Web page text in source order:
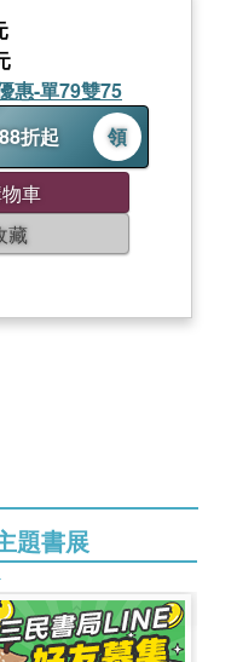
惠-單79雙75
折起
領
車
藏
題書展